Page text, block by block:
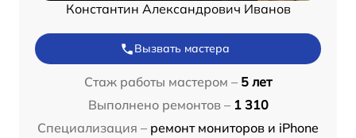
Константин Александрович Иванов
Вызвать мастера
Стаж работы мастером – 5 лет
Выполнено ремонтов – 1 310
Специализация – ремонт мониторов и iPhone